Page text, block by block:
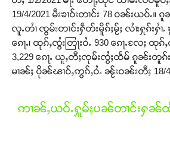
19/4/2021 မီးၶၢဝ်းတၢင်း 78 ဝၼ်းယဝ်ႉ
လူႉတၢႆ ၸွမ်းတၢင်းႁဵတ်းမိူၵ်ႈမႂ်ႈ လၢႆးႁုၵ်းႁၢႆႉ
ၵေႃႉ၊ ထုၵ်ႇၸွႆးတြႃးဝႆႉ 930 ၵေႃႉလႄႈ ထု
3,229 ၵေႃႉ ယူႇတီႈၸုမ်းၸွႆႈထႅမ် ၵူၼ်းတူၵ်
မၢၼ်ႈ ပိုၼ်ၽၢဝ်ႇဢွၵ်ႇဝႆႉ ၼႂ်းဝၼ်းတီႈ 18/
ဢၢၼ်ႇယဝ်ႉႁူမ်ႈပၼ်တၢင်းႁၼ်